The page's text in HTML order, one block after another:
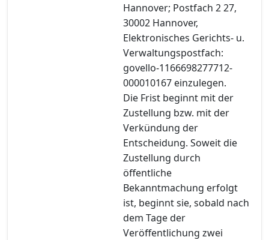
Hannover; Postfach 2 27,
30002 Hannover,
Elektronisches Gerichts- u.
Verwaltungspostfach:
govello-1166698277712-
000010167 einzulegen.
Die Frist beginnt mit der
Zustellung bzw. mit der
Verkündung der
Entscheidung. Soweit die
Zustellung durch
öffentliche
Bekanntmachung erfolgt
ist, beginnt sie, sobald nach
dem Tage der
Veröffentlichung zwei